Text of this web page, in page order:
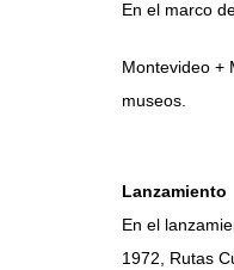
En el marco
Montevideo +
museos.
Lanzamiento
En el
1972, Rutas